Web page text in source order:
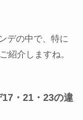
デの中で、特に
紹介しますね。
・21・23の違